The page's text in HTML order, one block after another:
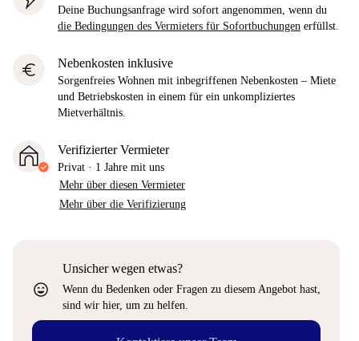
Deine Buchungsanfrage wird sofort angenommen, wenn du
die Bedingungen des Vermieters für Sofortbuchungen erfüllst.
euro Nebenkosten inklusive
Sorgenfreies Wohnen mit inbegriffenen Nebenkosten – Miete
und Betriebskosten in einem für ein unkompliziertes
Mietverhältnis.
Verifizierter Vermieter
Privat · 1 Jahre mit uns
Mehr über diesen Vermieter
Mehr über die Verifizierung
sentiment_very_satisfied
Unsicher wegen etwas?
Wenn du Bedenken oder Fragen zu diesem Angebot hast,
sind wir hier, um zu helfen.